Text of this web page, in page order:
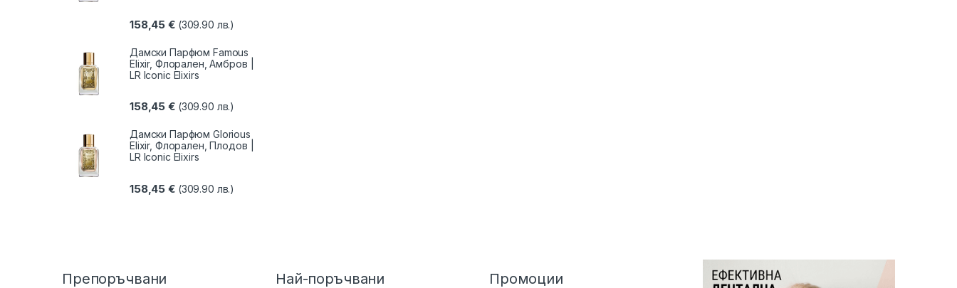
158,45€ (309.90 лв.)
Дамски Парфюм Famous
Elixir, Флорален, Амбров |
LR Iconic Elixirs
158,45€ (309.90 лв.)
Дамски Парфюм Glorious
Elixir, Флорален, Плодов |
LR Iconic Elixirs
158,45€ (309.90 лв.)
Препоръчвани Най-поръчвани Промоции